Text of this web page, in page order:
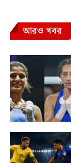
আরও খবর